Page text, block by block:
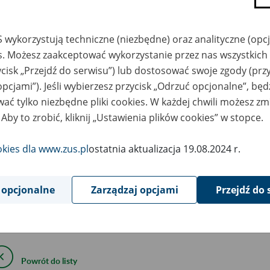
waloryzacji podstawy
przyjętej do
w III kwartale
June
2019
art. 19 ust. 3 ustawy z dnia 25 czerwca 1999 r. o
społecznego w razie choroby i macierzyństwa (Dz.
waloryzacji podstawy wymiaru zasiłku chorobowego
Powrót do listy
wykorzystują techniczne (niezbędne) oraz analityczne
Możesz zaakceptować wykorzystanie przez nas
„Przejdź do serwisu”) lub dostosować swoje zgody
Jeśli wybierzesz przycisk „Odrzuć opcjonalne”,
tylko niezbędne pliki cookies. W każdej chwili możesz
to zrobić, kliknij „Ustawienia plików cookies” w stopce.
dla www.zus.plostatnia aktualizacja 19.08.2024 r.
Zarządzaj opcjami Przejdź do